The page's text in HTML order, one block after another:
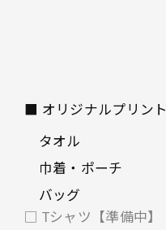
■ オリジナルプリント
タオル
巾着・ポーチ
バッグ
□ Tシャツ【準備中】